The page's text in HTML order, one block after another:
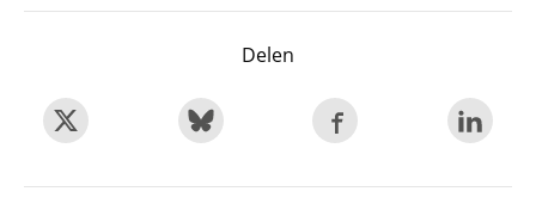
Delen